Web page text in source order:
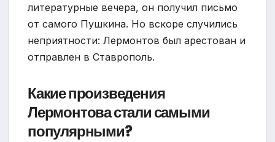
литературные вечера, он получил письмо
от самого Пушкина. Но вскоре случились
неприятности: Лермонтов был арестован и
отправлен в Ставрополь.
Какие произведения
Лермонтова стали самыми
популярными?